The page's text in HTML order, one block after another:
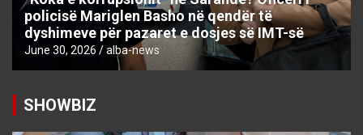
policisë Mariglen Basho në qendër të
dyshimeve për pazaret e dosjes së IMT-së
June 30, 2026 alba-news
SHOWBIZ